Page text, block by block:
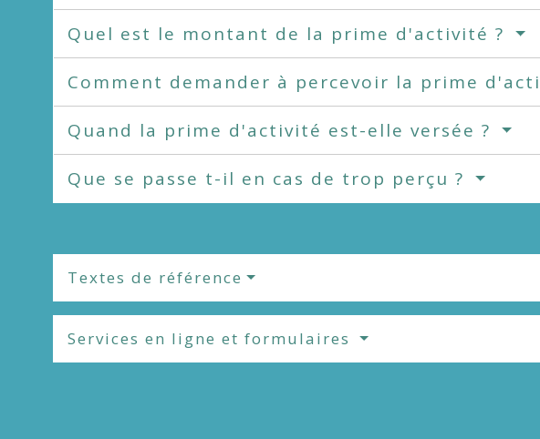
Quel est le montant de la prime d'activité ?
Comment demander à percevoir la prime
Quand la prime d'activité est-elle versée ?
Que se passe t-il en cas de trop perçu ?
Textes de référence
Services en ligne et formulaires